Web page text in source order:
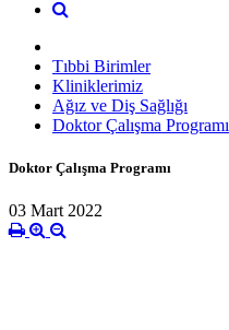
Tıbbi Birimler
Kliniklerimiz
Ağız ve Diş Sağlığı
Doktor Çalışma Programı
Doktor Çalışma Programı
03 Mart 2022